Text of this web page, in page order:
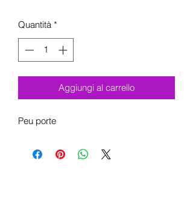
Quantità *
Aggiungi al carrello
Peu porte